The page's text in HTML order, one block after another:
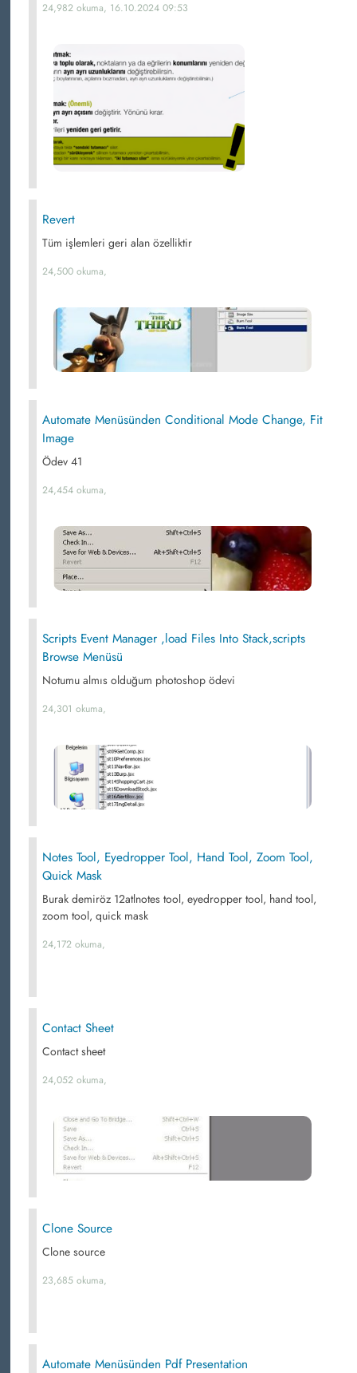
24,982 okuma, 16.10.2024 09:53
Revert
Tüm işlemleri geri alan özelliktir
24,500 okuma,
Automate Menüsünden Conditional Mode Change, Fit
Image
Ödev 41
24,454 okuma,
Scripts Event Manager ,load Files Into Stack,scripts
Browse Menüsü
Notumu almıs olduğum photoshop ödevi
24,301 okuma,
Notes Tool, Eyedropper Tool, Hand Tool, Zoom Tool,
Quick Mask
Burak demiröz 12atlnotes tool, eyedropper tool, hand tool,
zoom tool, quick mask
24,172 okuma,
Contact Sheet
Contact sheet
24,052 okuma,
Clone Source
Clone source
23,685 okuma,
Automate Menüsünden Pdf Presentation